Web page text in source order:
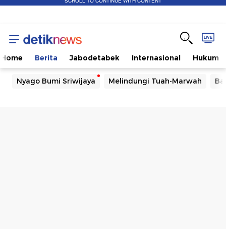
Home Berita Jabodetabek Internasional Hukum
Nyago Bumi Sriwijaya Melindungi Tuah-Marwah